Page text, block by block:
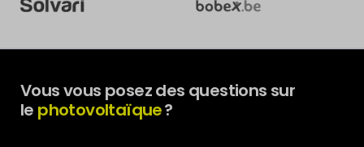
Vous vous posez des questions sur
le photovoltaïque?